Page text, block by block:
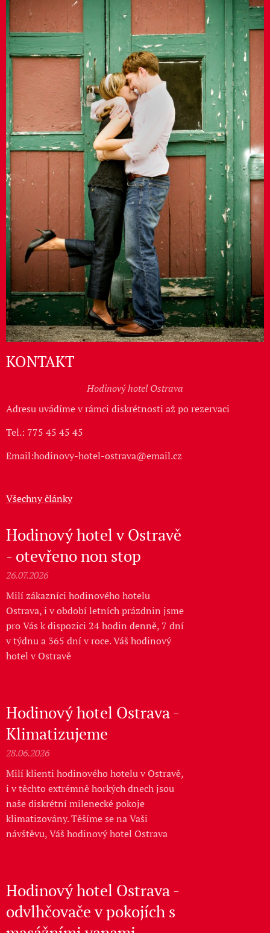
KONTAKT
Hodinový hotel Ostrava
Adresu uvádíme v rámci diskrétnosti až po rezervaci
Tel.: 775 45 45 45
Email:hodinovy-hotel-ostrava@email.cz
Všechny články
Hodinový hotel v Ostravě
- otevřeno non stop
26.07.2026
Milí zákazníci hodinového hotelu
Ostrava, i v období letních prázdnin jsme
pro Vás k dispozici 24 hodin denně, 7 dní
v týdnu a 365 dní v roce. Váš hodinový
hotel v Ostravě
Hodinový hotel Ostrava -
Klimatizujeme
28.06.2026
Milí klienti hodinového hotelu v Ostravě,
i v těchto extrémně horkých dnech jsou
naše diskrétní milenecké pokoje
klimatizovány. Těšíme se na Vaši
návštěvu, Váš hodinový hotel Ostrava
Hodinový hotel Ostrava -
odvlhčovače v pokojích s